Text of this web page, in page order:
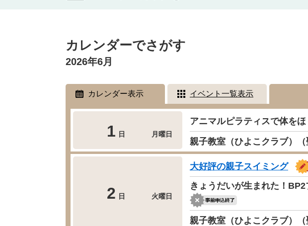
文
カレンダーでさがす
2026年6月
カレンダー表示 イベント一覧表示
1 日 月曜日
アニマルピラティスで体をほ
親子教室（ひよこクラブ）
2 日 火曜日
大好評の親子スイミング
きょうだいが生まれた！
親子教室（ひよこクラブ）